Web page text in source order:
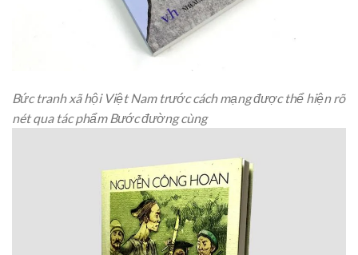
Bức tranh xã hội Việt Nam trước cách mạng được thể hiện rõ
nét qua tác phẩm Bước đường cùng